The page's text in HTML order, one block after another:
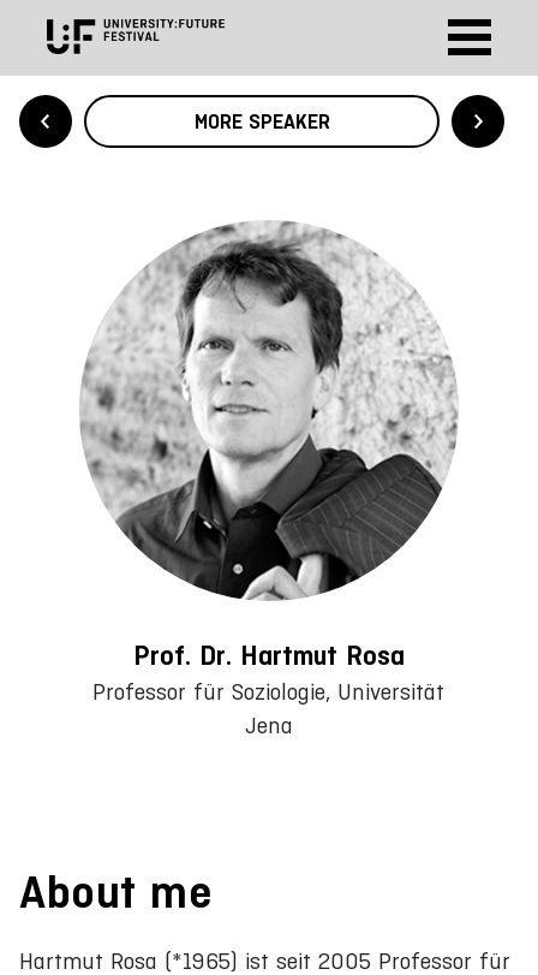
MORE SPEAKER
Prof. Dr. Hartmut Rosa
Professor für Soziologie, Universität
Jena
About me
Hartmut Rosa (*1965) ist seit 2005 Professor für